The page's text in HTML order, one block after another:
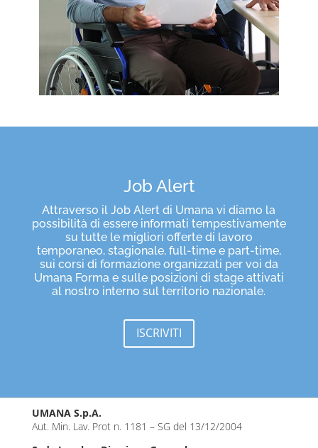
Job Alert
Attraverso il Job Alert di Umana vi diamo la
possibilità di essere informati tempestivamente
su tutte le migliori offerte di lavoro
temporaneo, stagionale, full-time e part-time,
sui corsi di formazione organizzati per voi da
Umana Forma e sulle posizioni di stage attivati
al nostro interno sul territorio nazionale.
ISCRIVITI
UMANA S.p.A.
Aut. Min. Lav. Prot n. 1181 – SG del 13/12/2004